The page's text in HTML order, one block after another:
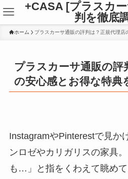
+CASA [プラスカ
判を徹底
ホーム プラスカーサ通販の評判は？正規代理店
プラスカーサ通販の評
の安心感とお得な特典
InstagramやPinterestで見か
ンロゼやカリガリスの家具
も…」と指をくわえて眺め